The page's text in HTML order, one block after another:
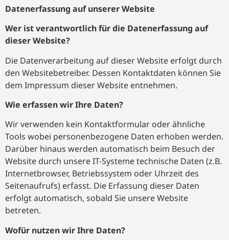
Datenerfassung auf unserer Website
Wer ist verantwortlich für die Datenerfassung auf
dieser Website?
Die Datenverarbeitung auf dieser Website erfolgt durch
den Websitebetreiber. Dessen Kontaktdaten können Sie
dem Impressum dieser Website entnehmen.
Wie erfassen wir Ihre Daten?
Wir verwenden kein Kontaktformular oder ähnliche
Tools wobei personenbezogene Daten erhoben werden.
Darüber hinaus werden automatisch beim Besuch der
Website durch unsere IT-Systeme technische Daten (z.B.
Internetbrowser, Betriebssystem oder Uhrzeit des
Seitenaufrufs) erfasst. Die Erfassung dieser Daten
erfolgt automatisch, sobald Sie unsere Website
betreten.
Wofür nutzen wir Ihre Daten?